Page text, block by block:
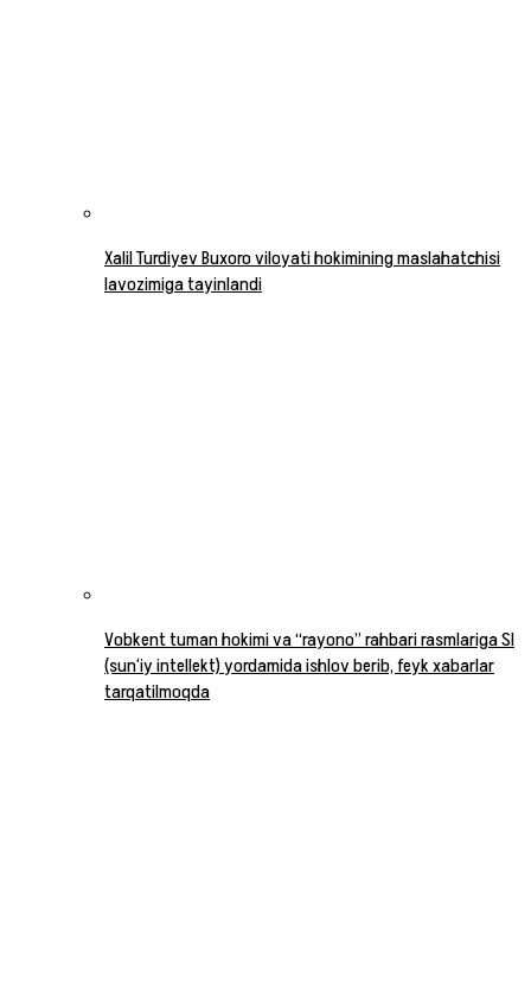
Xalil Turdiyev Buxoro viloyati hokimining maslahatchisi
lavozimiga tayinlandi
Vobkent tuman hokimi va “rayono” rahbari rasmlariga SI
(sun‘iy intellekt) yordamida ishlov berib, feyk xabarlar
tarqatilmoqda